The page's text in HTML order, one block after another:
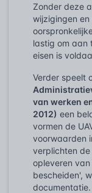
Zonder deze
wijzigingen
lastig om aan
eisen is
Verder speelt
van werken
2012) een
vormen de
voorwaarden
verplichten
opleveren
bescheiden',